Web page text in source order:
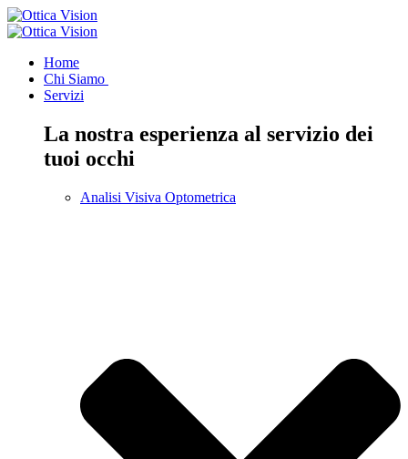
Home
Chi Siamo
Servizi
La nostra esperienza al servizio dei
tuoi occhi
Analisi Visiva Optometrica